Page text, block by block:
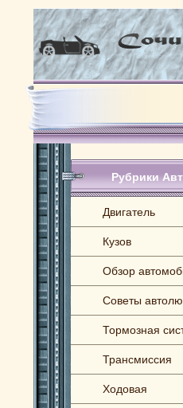
Рубрики
Двигатель
Кузов
Обзор
Советы
Тормозная
Трансмиссия
Ходовая